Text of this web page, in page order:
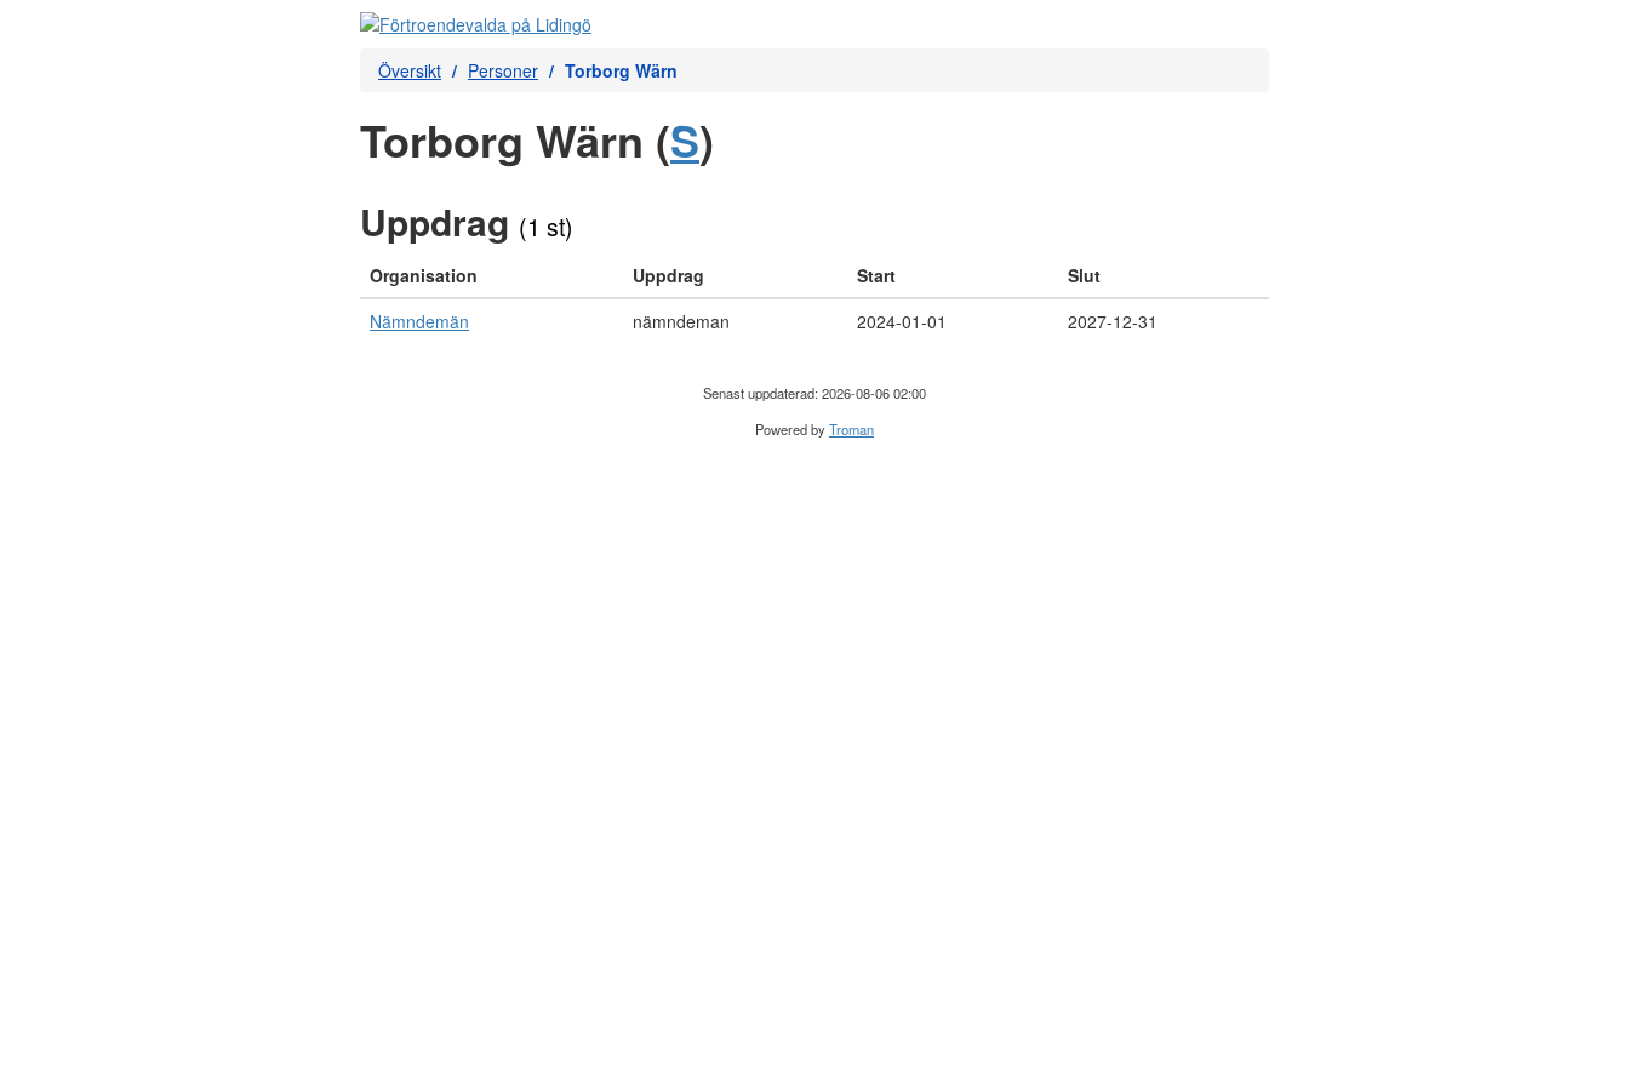
Översikt Personer Torborg Wärn
Torborg Wärn (S)
Uppdrag (1 st)
Organisation Uppdrag Start
Slut
Nämndemän
nämndeman 2024-01-01 2027-12-31
Senast uppdaterad: 2026-08-06 02:00
Powered byTroman